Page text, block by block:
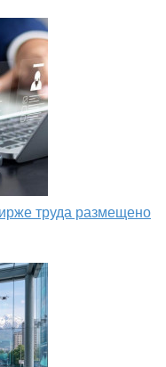
труда размещено